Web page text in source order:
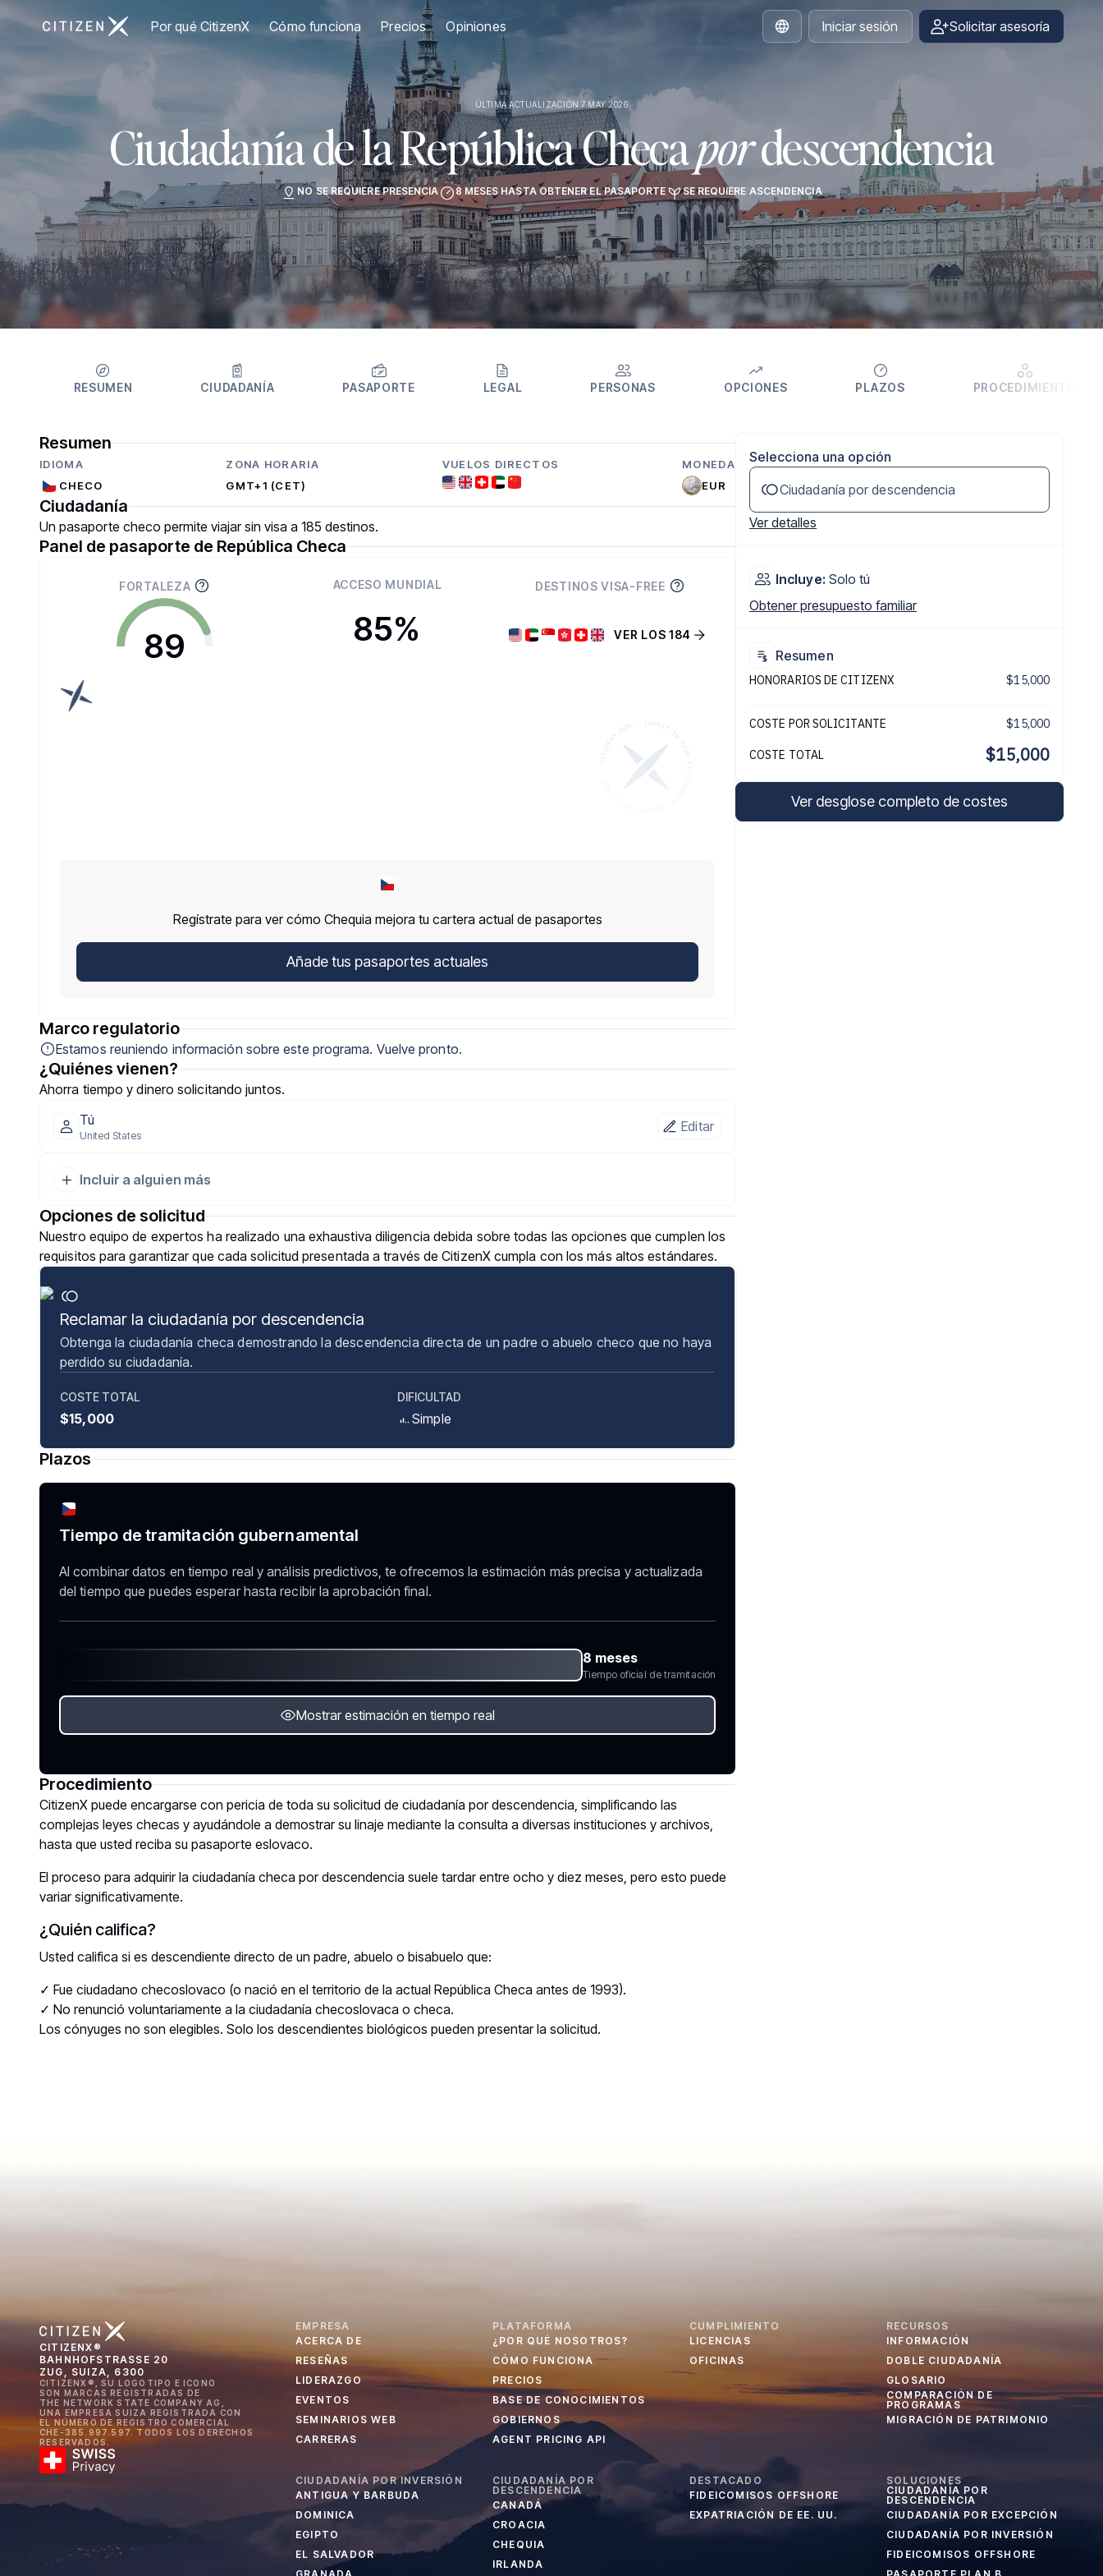
Ir a la página principal de CitizenX
Por qué CitizenX Cómo funciona Precios Opiniones
Spanish
Iniciar sesión Solicitar asesoría
ÚLTIMA ACTUALIZACIÓN 7 MAY 2026
Ciudadanía de la República Checapordescendencia
NO SE REQUIERE PRESENCIA 8 MESES HASTA OBTENER EL PASAPORTE SE REQUIERE ASCENDENCIA
RESUMEN CIUDADANÍA PASAPORTE LEGAL PERSONAS OPCIONES PLAZOS PROCEDIMIENTO
Resumen
IDIOMA
CHECO
ZONA HORARIA
GMT+1 (CET)
VUELOS DIRECTOS
MONEDA
EUR
Ciudadanía
Un pasaporte checo permite viajar sin visa a 185 destinos.
Panel de pasaporte de República Checa
FORTALEZA
89
ACCESO MUNDIAL
85%
DESTINOS VISA-FREE
VER LOS 184
Regístrate para ver cómo Chequia mejora tu cartera actual de pasaportes
Añade tus pasaportes actuales
Marco regulatorio
Estamos reuniendo información sobre este programa. Vuelve pronto.
¿Quiénes vienen?
Ahorra tiempo y dinero solicitando juntos.
Tú
United States
Editar
Incluir a alguien más
Opciones de solicitud
Nuestro equipo de expertos ha realizado una exhaustiva diligencia debida sobre todas las opciones que cumplen los
requisitos para garantizar que cada solicitud presentada a través de CitizenX cumpla con los más altos estándares.
Reclamar la ciudadanía por descendencia
Obtenga la ciudadanía checa demostrando la descendencia directa de un padre o abuelo checo que no haya
perdido su ciudadanía.
COSTE TOTAL
$15,000
DIFICULTAD
Simple
Plazos
Tiempo de tramitación gubernamental
Al combinar datos en tiempo real y análisis predictivos, te ofrecemos la estimación más precisa y actualizada
del tiempo que puedes esperar hasta recibir la aprobación final.
8 meses
Tiempo oficial de tramitación
Mostrar estimación en tiempo real
Procedimiento
CitizenX puede encargarse con pericia de toda su solicitud de ciudadanía por descendencia, simplificando las
complejas leyes checas y ayudándole a demostrar su linaje mediante la consulta a diversas instituciones y archivos,
hasta que usted reciba su pasaporte eslovaco.
El proceso para adquirir la ciudadanía checa por descendencia suele tardar entre ocho y diez meses, pero esto puede
variar significativamente.
¿Quién califica?
Usted califica si es descendiente directo de un padre, abuelo o bisabuelo que:
✓ Fue ciudadano checoslovaco (o nació en el territorio de la actual República Checa antes de 1993).
✓ No renunció voluntariamente a la ciudadanía checoslovaca o checa.
Los cónyuges no son elegibles. Solo los descendientes biológicos pueden presentar la solicitud.
Selecciona una opción
Ciudadanía por descendencia
Ver detalles
Incluye: Solo tú
Obtener presupuesto familiar
Resumen
HONORARIOS DE CITIZENX $15,000
COSTE POR SOLICITANTE $15,000
COSTE TOTAL $15,000
Ver desglose completo de costes
CITIZENX®
BAHNHOFSTRASSE 20
ZUG, SUIZA, 6300
CITIZENX®, SU LOGOTIPO E ICONO
SON MARCAS REGISTRADAS DE
THE NETWORK STATE COMPANY AG,
UNA EMPRESA SUIZA REGISTRADA CON
EL NÚMERO DE REGISTRO COMERCIAL
CHE-385.997.597. TODOS LOS DERECHOS
RESERVADOS.
EMPRESA
ACERCA DE
RESEÑAS
LIDERAZGO
EVENTOS
SEMINARIOS WEB
CARRERAS
PLATAFORMA
¿POR QUÉ NOSOTROS?
CÓMO FUNCIONA
PRECIOS
BASE DE CONOCIMIENTOS
GOBIERNOS
AGENT PRICING API
CUMPLIMIENTO
LICENCIAS
OFICINAS
RECURSOS
INFORMACIÓN
DOBLE CIUDADANÍA
GLOSARIO
COMPARACIÓN DE
PROGRAMAS
MIGRACIÓN DE PATRIMONIO
CIUDADANÍA POR INVERSIÓN
ANTIGUA Y BARBUDA
DOMINICA
EGIPTO
EL SALVADOR
CIUDADANÍA POR
DESCENDENCIA
CANADÁ
CROACIA
CHEQUIA
IRLANDA
DESTACADO
FIDEICOMISOS OFFSHORE
EXPATRIACIÓN DE EE. UU.
SOLUCIONES
CIUDADANÍA POR
DESCENDENCIA
CIUDADANÍA POR EXCEPCIÓN
CIUDADANÍA POR INVERSIÓN
FIDEICOMISOS OFFSHORE